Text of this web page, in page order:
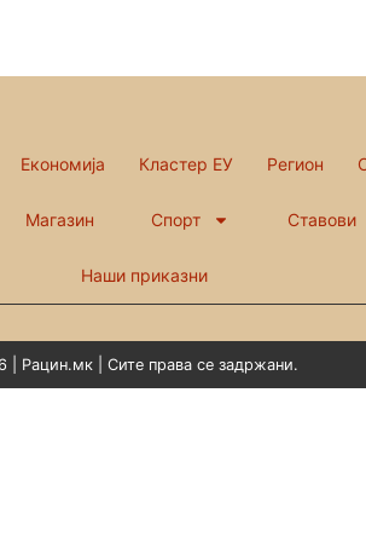
Економија Кластер ЕУ Регион
Магазин Спорт Ставови
Наши приказни
| Рацин.мк | Сите права се задржани.